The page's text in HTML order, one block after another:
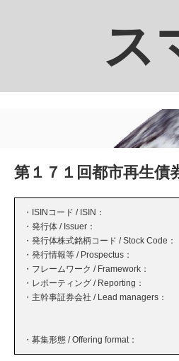
ス
第１７１回都市再生債
・ISINコード / ISIN：
・発行体 / Issuer：
・発行体株式銘柄コード / Stock Code：
・発行情報等 / Prospectus：
・フレームワーク / Framework：
・レポーティング / Reporting：
・主幹事証券会社 / Lead managers：
・募集形態 / Offering format：